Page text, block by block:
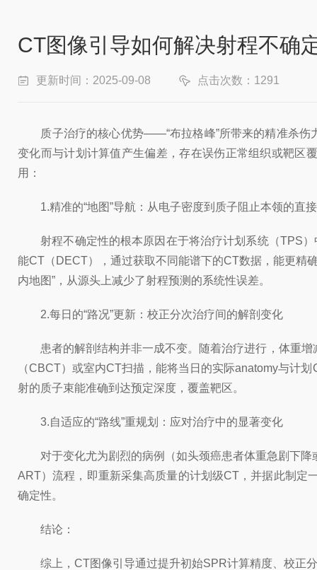
CT图像引导如何解决射程不确
更新时间：2025-09-08 点击次数：1291
质子治疗的核心优势——“布拉格峰”所带来的精准杀伤力
变化而与计划计算值产生偏差，存在误伤正常组织或靶区
用：
1.精准的“地图”导航：从电子密度到质子阻止本领的直
射程不确定性的根本原因在于将治疗计划系统（TPS）
能CT（DECT），通过获取不同能谱下的CT数据，能更精
内地图”，从源头上减少了射程预测的系统性误差。
2.每日的“路况”更新：校正分次治疗间的解剖变化
患者的解剖结构并非一成不变。随着治疗进行，体重增
（CBCT）或室内CT扫描，能将当日的实际anatomy与计
射的质子束能准确到达预定深度，覆盖靶区。
3.自适应的“路线”重规划：应对治疗中的显著变化
对于变化尤为剧烈的病例（如头颈癌患者体重急剧下降
ART）流程，即重新采集高质量的计划级CT，并据此制定
确定性。
结论：
综上，CT图像引导通过提升初始SPR计算精度、校正分